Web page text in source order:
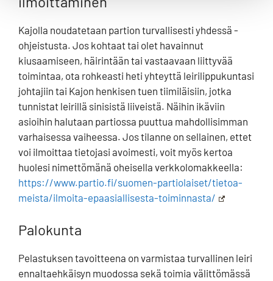
Kajolla noudatetaan partion turvallisesti yhdessä -
ohjeistusta. Jos kohtaat tai olet havainnut
kiusaamiseen, häirintään tai vastaavaan liittyvää
toimintaa, ota rohkeasti heti yhteyttä leirilippukuntasi
johtajiin tai Kajon henkisen tuen tiimiläisiin, jotka
tunnistat leirillä sinisistä liiveistä. Näihin ikäviin
asioihin halutaan partiossa puuttua mahdollisimman
varhaisessa vaiheessa. Jos tilanne on sellainen, ettet
voi ilmoittaa tietojasi avoimesti, voit myös kertoa
huolesi nimettömänä oheisella verkkolomakkeella:
https://www.partio.fi/suomen-partiolaiset/tietoa-
meista/ilmoita-epaasiallisesta-toiminnasta/
Palokunta
Pelastuksen tavoitteena on varmistaa turvallinen leiri
ennaltaehkäisyn muodossa sekä toimia välittömässä